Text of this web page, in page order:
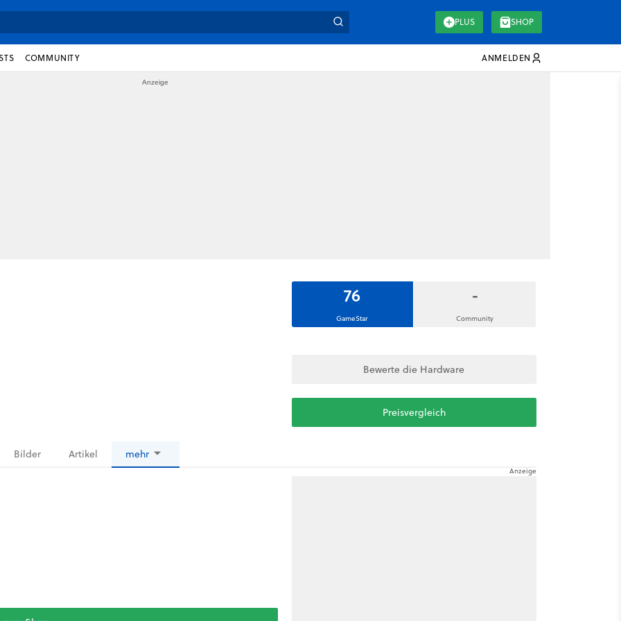
PLUS SHOP
COMMUNITY ANMELDEN
76
GameStar
-
Community
Bewerte die Hardware
Preisvergleich
Bilder Artikel mehr